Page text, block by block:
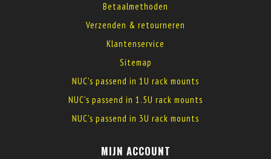
Betaalmethoden
Verzenden & retourneren
Klantenservice
Sitemap
NUC's passend in 1U rack mounts
NUC's passend in 1.5U rack mounts
NUC's passend in 3U rack mounts
MIJN ACCOUNT